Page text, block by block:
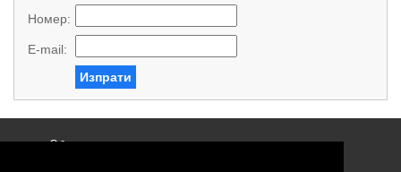
Номер:
E-mail:
Изпрати
Общи условия